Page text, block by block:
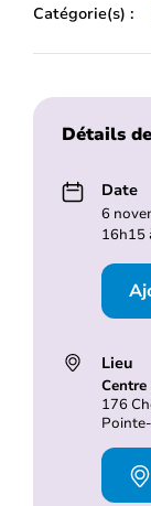
Catégorie(s) :
Détails
Date
6
16h15
Lieu
176